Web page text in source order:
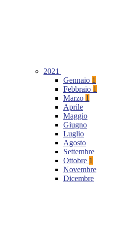
2021
Gennaio 1
Febbraio 1
Marzo 1
Aprile
Maggio
Giugno
Luglio
Agosto
Settembre
Ottobre 1
Novembre
Dicembre